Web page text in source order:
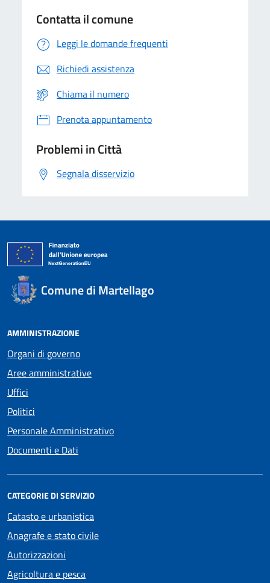
Contatta il comune
Leggi le domande frequenti
Richiedi assistenza
Chiama il numero
Prenota appuntamento
Problemi in Città
Segnala disservizio
Comune di Martellago
AMMINISTRAZIONE
Organi di governo
Aree amministrative
Uffici
Politici
Personale Amministrativo
Documenti e Dati
CATEGORIE DI SERVIZIO
Catasto e urbanistica
Anagrafe e stato civile
Autorizzazioni
Agricoltura e pesca